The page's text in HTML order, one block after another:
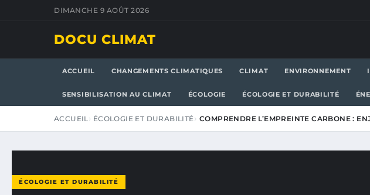
DIMANCHE 9 AOÛT 2026
DOCU CLIMAT
ACCUEIL CHANGEMENTS CLIMATIQUES CLIMAT ENVIRONNEMENT
SENSIBILISATION AU CLIMAT ÉCOLOGIE ÉCOLOGIE ET DURABILITÉ
ACCUEIL ÉCOLOGIE ET DURABILITÉ COMPRENDRE L’EMPREINTE CARBONE :
ÉCOLOGIE ET DURABILITÉ